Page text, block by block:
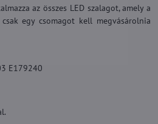
az összes LED szalagot, amely a
egy csomagot kell megvásárolnia
E179240